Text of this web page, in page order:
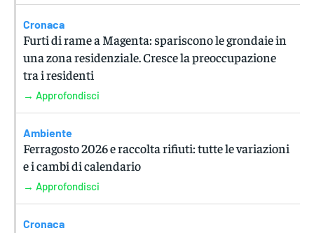
Cronaca
Furti di rame a Magenta: spariscono le grondaie in
una zona residenziale. Cresce la preoccupazione
tra i residenti
→ Approfondisci
Ambiente
Ferragosto 2026 e raccolta rifiuti: tutte le variazioni
e i cambi di calendario
→ Approfondisci
Cronaca